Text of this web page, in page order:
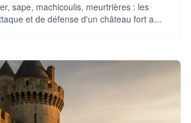
sape, machicoulis, meurtrières : les
et de défense d'un château fort au